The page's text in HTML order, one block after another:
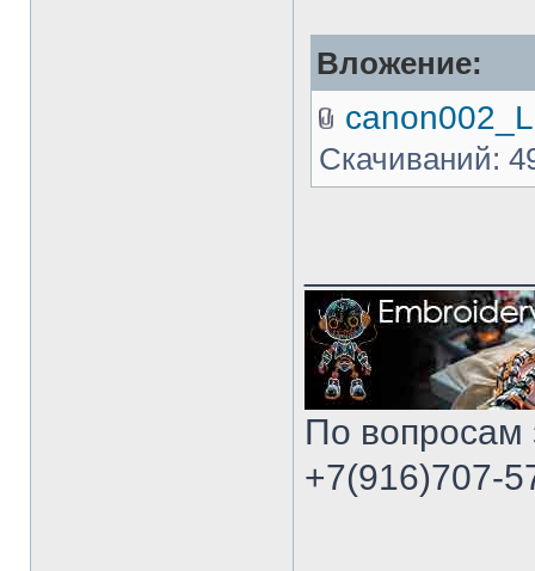
Вложение:
Скачиваний:
По вопросам
+7(916)707-